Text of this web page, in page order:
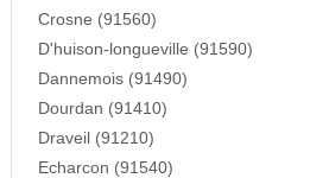
Crosne (91560)
D'huison-longueville (91590)
Dannemois (91490)
Dourdan (91410)
Draveil (91210)
Echarcon (91540)